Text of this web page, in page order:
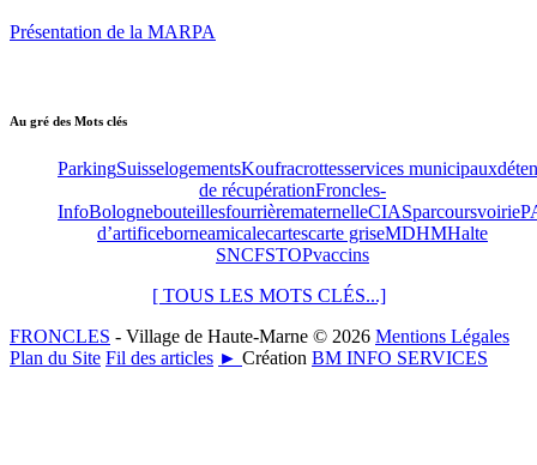
Présentation de la MARPA
Au gré des Mots clés
ParkingSuisselogementsKoufracrottesservices municipaux
de récupérationFroncles-
InfoBolognebouteillesfourrièrematernelleCIASparcoursvoirie
d’artificeborneamicalecartescarte griseMDHMHalte
SNCFSTOPvaccins
[ TOUS LES MOTS CLÉS...]
FRONCLES - Village de Haute-Marne © 2026 Mentions Légales
Plan du Site Fil des articles ► Création BM INFO SERVICES